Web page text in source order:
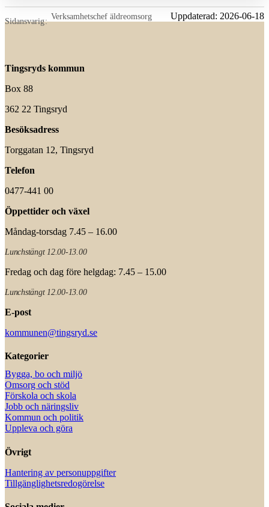
Verksamhetschef äldreomsorg
Sidansvarig
Uppdaterad: 2026-06-18
Tingsryds kommun
Box 88
362 22 Tingsryd
Besöksadress
Torggatan 12, Tingsryd
Telefon
0477-441 00
Öppettider och växel
Måndag-torsdag 7.45 – 16.00
Lunchstängt 12.00-13.00
Fredag och dag före helgdag: 7.45 – 15.00
Lunchstängt 12.00-13.00
E-post
kommunen@tingsryd.se
Kategorier
Bygga, bo och miljö
Omsorg och stöd
Förskola och skola
Jobb och näringsliv
Kommun och politik
Uppleva och göra
Övrigt
Hantering av personuppgifter
Tillgänglighetsredogörelse